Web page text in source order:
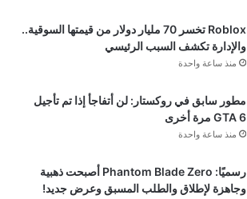
Roblox تخسر 70 مليار دولار من قيمتها السوقية..
والإدارة تكشف السبب الرئيسي
منذ ساعة واحدة
مطور سابق في روكستار: لن أتفاجأ إذا تم تأجيل
GTA 6 مرة أخرى
منذ ساعة واحدة
رسميًا: Phantom Blade Zero أصبحت ذهبية
وجاهزة لإطلاق والطلب المسبق وعرض جديد!